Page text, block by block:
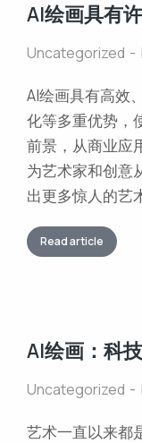
AI绘画具有
Uncategorized
AI绘画具有高效
化等多重优势，
前景，从商业应
为艺术家和创意
出更多惊人的艺
Read article
AI绘画：科
Uncategorized
艺术一直以来都